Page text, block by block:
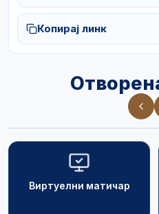
Копирај линк
Виртуелни матичар